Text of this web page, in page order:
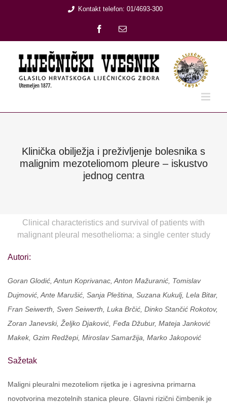
Kontakt telefon: 01/4693-300
FacebookEmail:
Klinička obilježja i preživljenje bolesnika s
malignim mezoteliomom pleure – iskustvo
jednog centra
Clinical characteristics and survival of patients with
malignant pleural mesothelioma: a single center study
Autori:
Goran Glodić, Antun Koprivanac, Anton Mažuranić, Tomislav
Dujmović, Ante Marušić, Sanja Pleština, Suzana Kukulj, Lela Bitar,
Fran Seiwerth, Sven Seiwerth, Luka Brčić, Dinko Stančić Rokotov,
Zoran Janevski, Željko Djaković, Feđa Džubur, Mateja Janković
Makek, Gzim Redžepi, Miroslav Samaržija, Marko Jakopović
Sažetak
Maligni pleuralni mezoteliom rijetka je i agresivna primarna
novotvorina mezotelnih stanica pleure. Glavni rizični čimbenik je